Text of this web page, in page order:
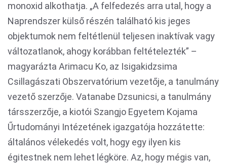
monoxid alkothatja. „A felfedezés arra utal, hogy a
Naprendszer külső részén található kis jeges
objektumok nem feltétlenül teljesen inaktívak vagy
változatlanok, ahogy korábban feltételezték” –
magyarázta Arimacu Ko, az Isigakidzsima
Csillagászati Obszervatórium vezetője, a tanulmány
vezető szerzője. Vatanabe Dzsunicsi, a tanulmány
társszerzője, a kiotói Szangjo Egyetem Kojama
Űrtudományi Intézetének igazgatója hozzátette:
általános vélekedés volt, hogy egy ilyen kis
égitestnek nem lehet légköre. Az, hogy mégis van,